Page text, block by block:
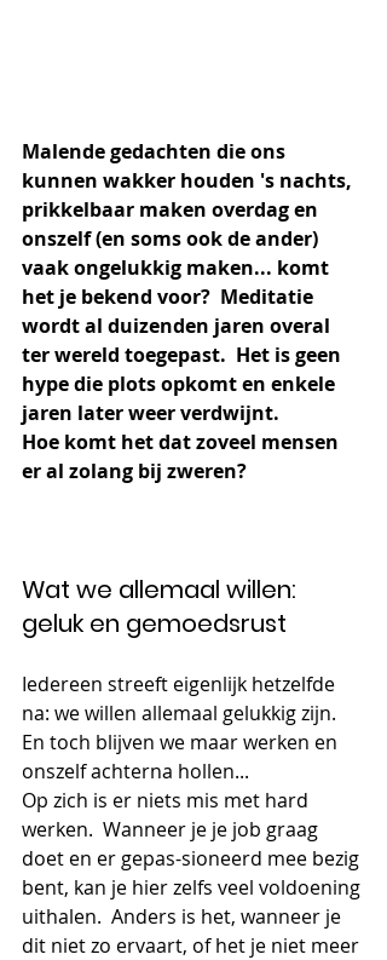
Malende gedachten die ons
kunnen wakker houden 's nachts,
prikkelbaar maken overdag en
onszelf (en soms ook de ander)
vaak ongelukkig maken... komt
het je bekend voor?  Meditatie
wordt al duizenden jaren overal
ter wereld toegepast.  Het is geen
hype die plots opkomt en enkele
jaren later weer verdwijnt.
Hoe komt het dat zoveel mensen
er al zolang bij zweren?
Wat we allemaal willen:
geluk en gemoedsrust
Iedereen streeft eigenlijk hetzelfde
na: we willen allemaal gelukkig zijn.
En toch blijven we maar werken en
onszelf achterna hollen...
Op zich is er niets mis met hard
werken.  Wanneer je je job graag
doet en er gepas-sioneerd mee bezig
bent, kan je hier zelfs veel voldoening
uithalen.  Anders is het, wanneer je
dit niet zo ervaart, of het je niet meer